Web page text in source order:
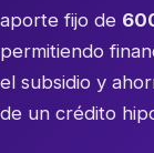
aporte fijo de
permitiendo
el subsidio y
de un crédito